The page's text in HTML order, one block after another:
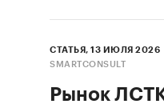
СТАТЬЯ, 13 ИЮЛЯ 2026
SMARTCONSULT
Рынок